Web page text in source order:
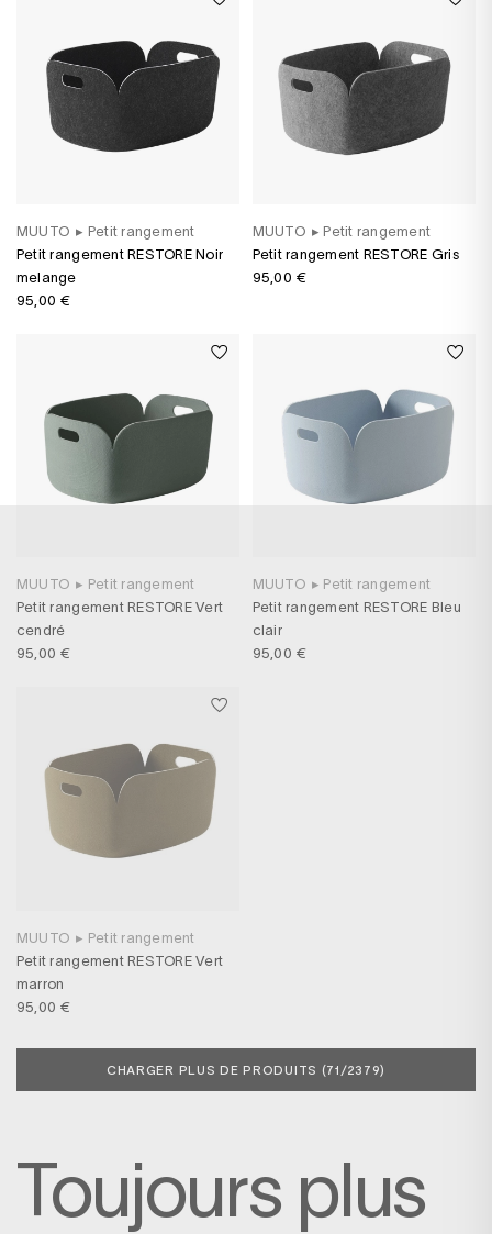
MUUTO ▸ Petit rangement
Petit rangement RESTORE Noir
melange
95,00 €
MUUTO ▸ Petit rangement
Petit rangement RESTORE Gris
95,00 €
MUUTO ▸ Petit rangement
Petit rangement RESTORE Vert
cendré
95,00 €
MUUTO ▸ Petit rangement
Petit rangement RESTORE Bleu
clair
95,00 €
MUUTO ▸ Petit rangement
Petit rangement RESTORE Vert
marron
95,00 €
CHARGER PLUS DE PRODUITS (71 /2379)
Toujours plus